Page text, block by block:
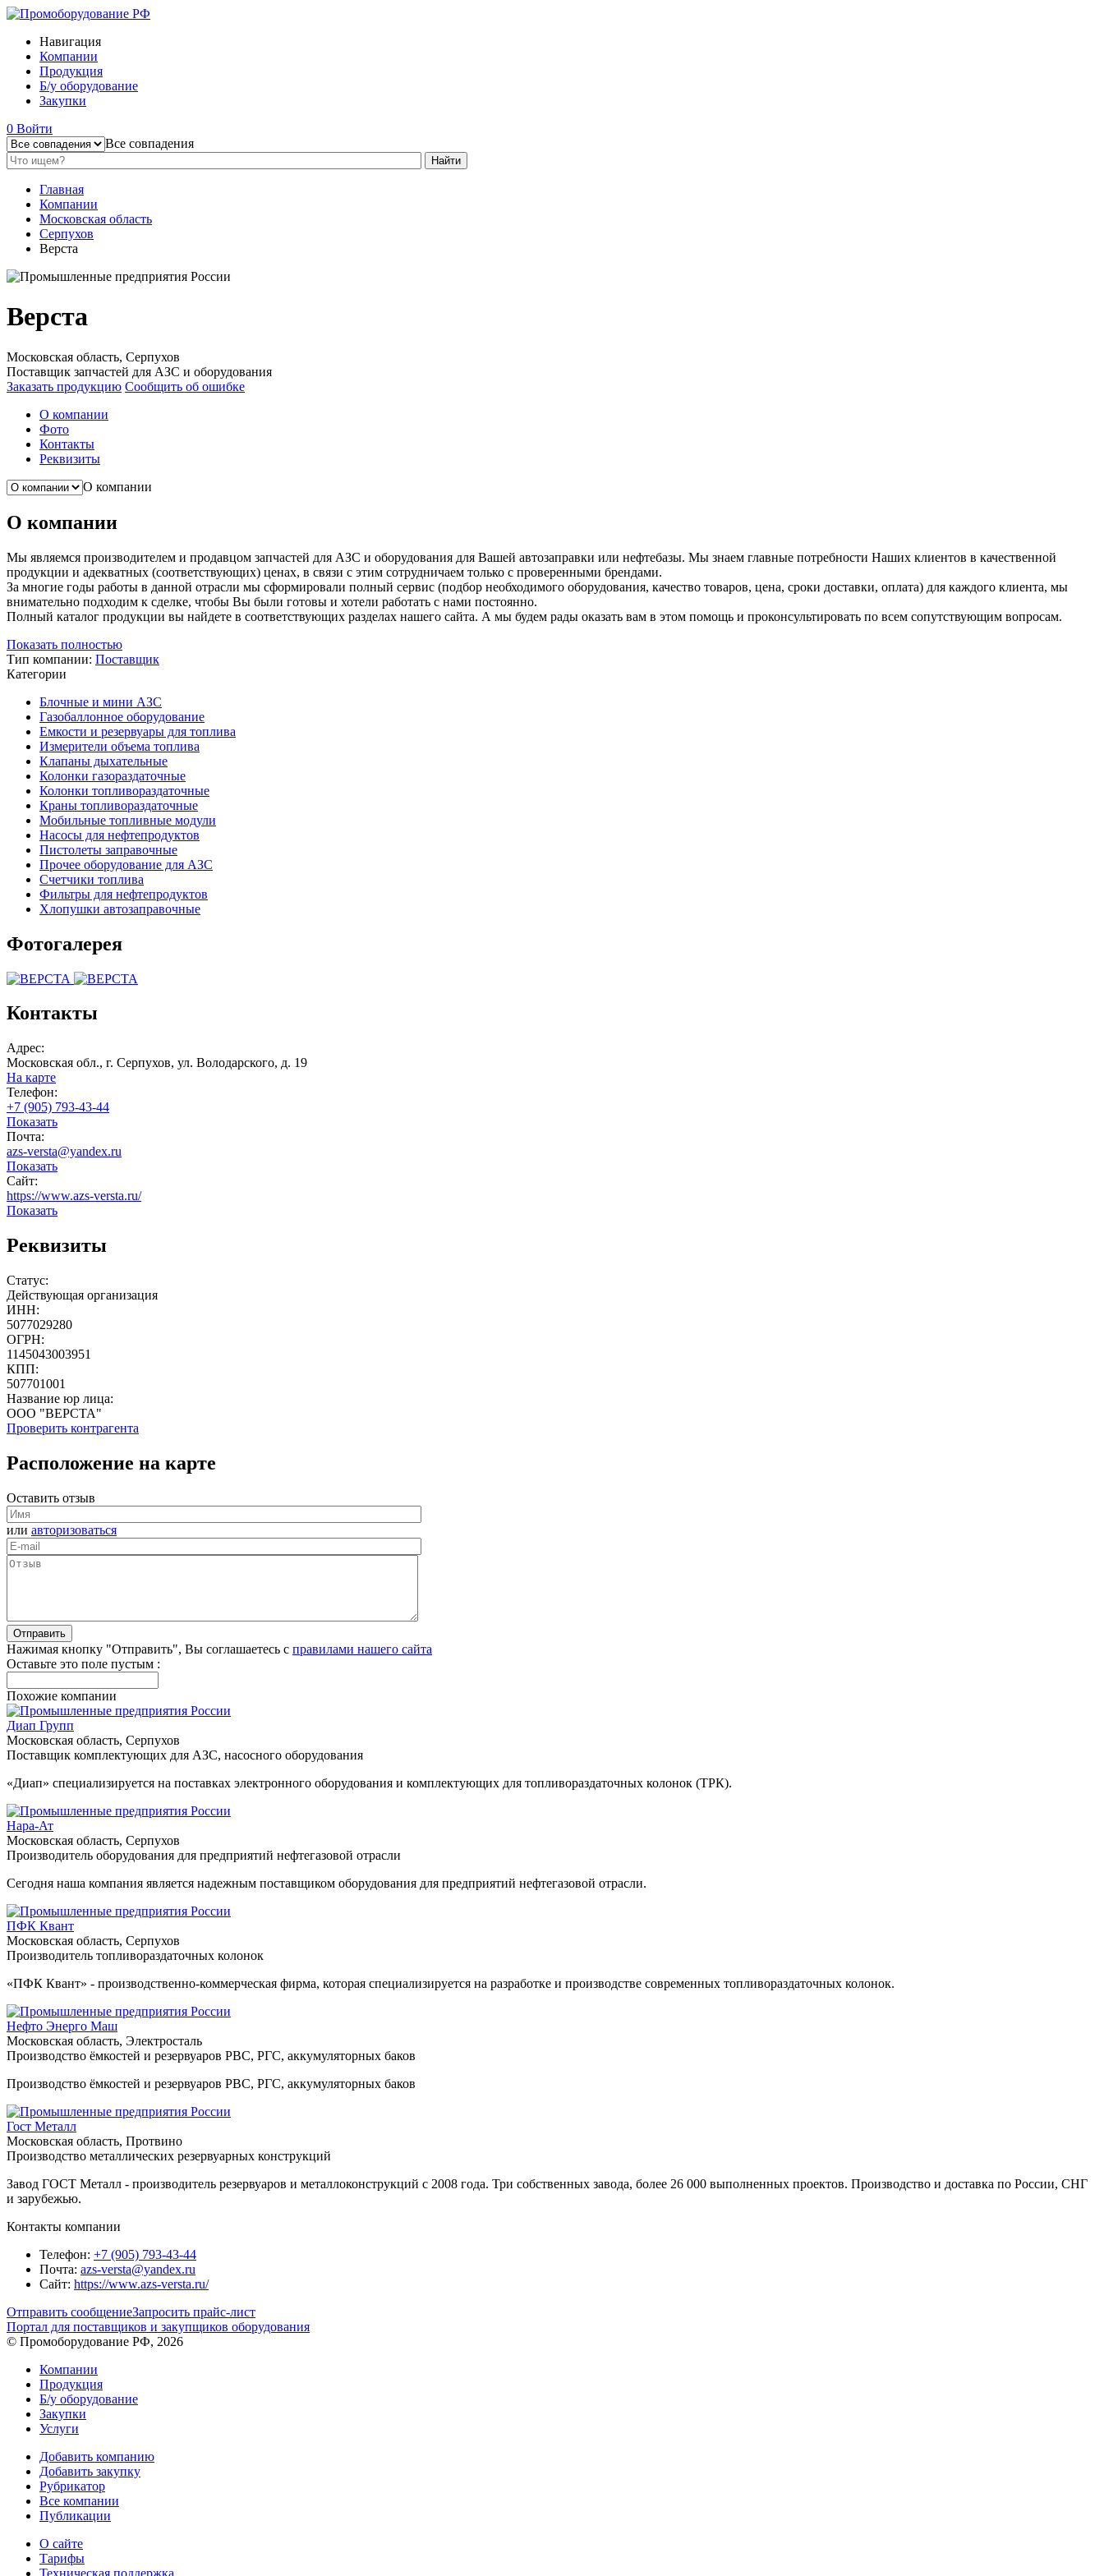
Навигация
Компании
Продукция
Б/у оборудование
Закупки
0 Войти
Все совпадения
Главная
Компании
Московская область
Серпухов
Верста
Верста
Московская область, Серпухов
Поставщик запчастей для АЗС и оборудования
Заказать продукцию Сообщить об ошибке
О компании
Фото
Контакты
Реквизиты
О компании
О компании
Мы являемся производителем и продавцом запчастей для АЗС и оборудования для Вашей автозаправки или нефтебазы. Мы знаем главные потребности Наших клиентов в качественной
продукции и адекватных (соответствующих) ценах, в связи с этим сотрудничаем только с проверенными брендами.
За многие годы работы в данной отрасли мы сформировали полный сервис (подбор необходимого оборудования, качество товаров, цена, сроки доставки, оплата) для каждого клиента, мы
внимательно подходим к сделке, чтобы Вы были готовы и хотели работать с нами постоянно.
Полный каталог продукции вы найдете в соответствующих разделах нашего сайта. А мы будем рады оказать вам в этом помощь и проконсультировать по всем сопутствующим вопросам.
Показать полностью
Тип компании: Поставщик
Категории
Блочные и мини АЗС
Газобаллонное оборудование
Емкости и резервуары для топлива
Измерители объема топлива
Клапаны дыхательные
Колонки газораздаточные
Колонки топливораздаточные
Краны топливораздаточные
Мобильные топливные модули
Насосы для нефтепродуктов
Пистолеты заправочные
Прочее оборудование для АЗС
Счетчики топлива
Фильтры для нефтепродуктов
Хлопушки автозаправочные
Фотогалерея
Контакты
Адрес:
Московская обл., г. Серпухов, ул. Володарского, д. 19
На карте
Телефон:
+7 (905) 793-43-44
Показать
Почта:
azs-versta@yandex.ru
Показать
Сайт:
https://www.azs-versta.ru/
Показать
Реквизиты
Статус:
Действующая организация
ИНН:
5077029280
ОГРН:
1145043003951
КПП:
507701001
Название юр лица:
ООО "ВЕРСТА"
Проверить контрагента
Расположение на карте
Оставить отзыв
или авторизоваться
Нажимая кнопку "Отправить", Вы соглашаетесь с правилами нашего сайта
Оставьте это поле пустым :
Похожие компании
Диап Групп
Московская область, Серпухов
Поставщик комплектующих для АЗС, насосного оборудования
«Диап» специализируется на поставках электронного оборудования и комплектующих для топливораздаточных колонок (ТРК).
Нара-Ат
Московская область, Серпухов
Производитель оборудования для предприятий нефтегазовой отрасли
Сегодня наша компания является надежным поставщиком оборудования для предприятий нефтегазовой отрасли.
ПФК Квант
Московская область, Серпухов
Производитель топливораздаточных колонок
«ПФК Квант» - производственно-коммерческая фирма, которая специализируется на разработке и производстве современных топливораздаточных колонок.
Нефто Энерго Маш
Московская область, Электросталь
Производство ёмкостей и резервуаров РВС, РГС, аккумуляторных баков
Производство ёмкостей и резервуаров РВС, РГС, аккумуляторных баков
Гост Металл
Московская область, Протвино
Производство металлических резервуарных конструкций
Завод ГОСТ Металл - производитель резервуаров и металлоконструкций с 2008 года. Три собственных завода, более 26 000 выполненных проектов. Производство и доставка по России, СНГ
и зарубежью.
Контакты компании
Телефон: +7 (905) 793-43-44
Почта: azs-versta@yandex.ru
Сайт: https://www.azs-versta.ru/
Отправить сообщениеЗапросить прайс-лист
Портал для поставщиков и закупщиков оборудования
© Промоборудование РФ, 2026
Компании
Продукция
Б/у оборудование
Закупки
Услуги
Добавить компанию
Добавить закупку
Рубрикатор
Все компании
Публикации
О сайте
Тарифы
Техническая поддержка